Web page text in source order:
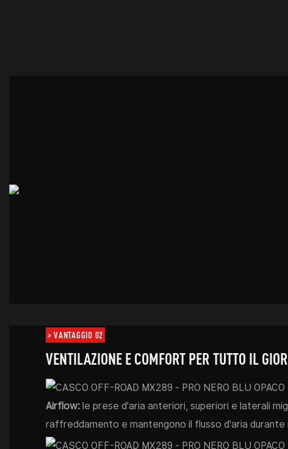
> VANTAGGIO 02
VENTILAZIONE E COMFORT PER TUTTO IL
Airflow: le prese d'aria anteriori, superiori e laterali
raffreddamento e mantengono il flusso d'aria durante i